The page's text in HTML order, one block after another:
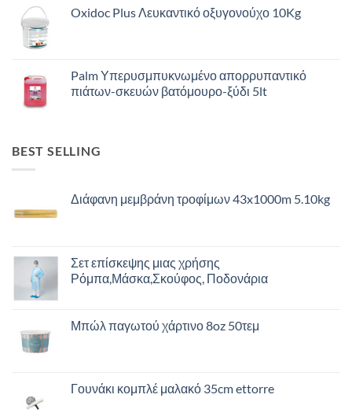
Oxidoc Plus Λευκαντικό οξυγονούχο 10Kg
Palm Υπερυσμπυκνωμένο απορρυπαντικό
πιάτων-σκευών βατόμουρο-ξύδι 5lt
BEST SELLING
Διάφανη μεμβράνη τροφίμων 43x1000m 5.10kg
Σετ επίσκεψης μιας χρήσης
Ρόμπα,Μάσκα,Σκούφος, Ποδονάρια
Μπώλ παγωτού χάρτινο 8oz 50τεμ
Γουνάκι κομπλέ μαλακό 35cm ettorre